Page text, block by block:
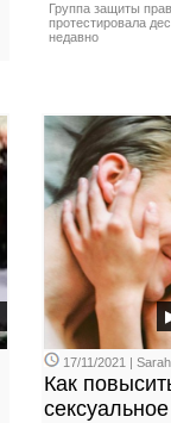
Группа защиты
протестировала
недавно
17/11/2021 |
Как